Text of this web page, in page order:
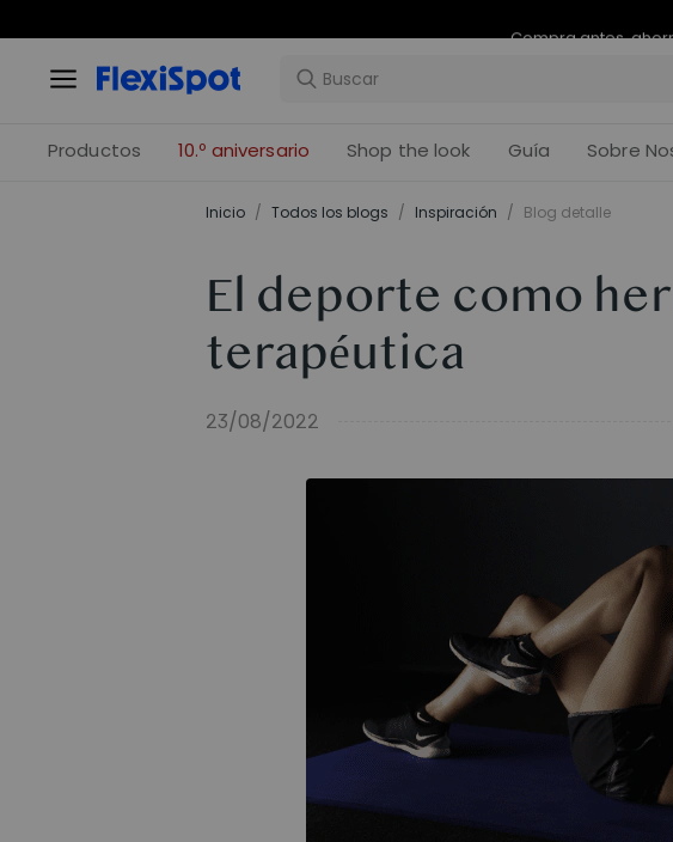
Productos 10.º aniversario Shop the look Guía Sobre
Inicio / Todos los blogs / Inspiración / Blog detalle
El deporte como
terapéutica
23/08/2022